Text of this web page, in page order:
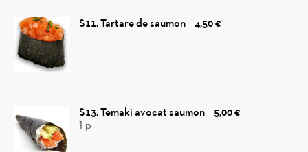
S11. Tartare de saumon 4,50 €
S13. Temaki avocat saumon
5,00 €
1 p